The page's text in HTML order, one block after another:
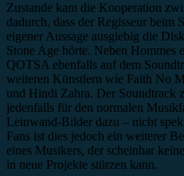
Zustande kam die Kooperation
dadurch, dass der Regisseur beim
eigener Aussage ausgiebig die
Stone Age hörte. Neben Hommes
QOTSA ebenfalls auf dem
weiteren Künstlern wie Faith No
und Hindi Zahra. Der Soundtrack
jedenfalls für den normalen
Leinwand-Bilder dazu – nicht
Fans ist dies jedoch ein weiterer
eines Musikers, der scheinbar
in neue Projekte stürzen kann.